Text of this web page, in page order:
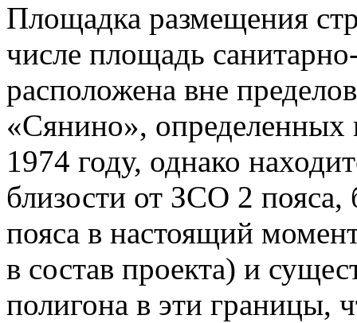
Площадка размещения
числе площадь
расположена вне
«Сянино», определенных
1974 году, однако
близости от ЗСО 2
пояса в настоящий
в состав проекта) и
полигона в эти границы,